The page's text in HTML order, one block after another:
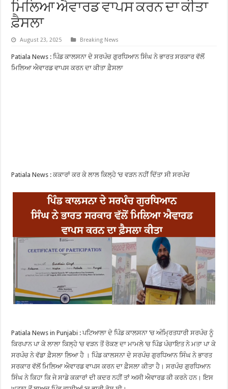
ਮਿਲਿਆ ਐਵਾਰਡ ਵਾਪਸ ਕਰਨ ਦਾ ਕੀਤਾ
ਫ਼ੈਸਲਾ
August 23, 2025 Breaking News
Patiala News : ਪਿੰਡ ਕਾਲਸਨਾ ਦੇ ਸਰਪੰਚ ਗੁਰਧਿਆਨ ਸਿੰਘ ਨੇ ਭਾਰਤ ਸਰਕਾਰ ਵੱਲੋਂ
ਮਿਲਿਆ ਐਵਾਰਡ ਵਾਪਸ ਕਰਨ ਦਾ ਕੀਤਾ ਫ਼ੈਸਲਾ
Patiala News : ਕਕਾਰਾਂ ਕਰ ਕੇ ਲਾਲ ਕਿਲ੍ਹੇ ‘ਚ ਵੜਨ ਨਹੀਂ ਦਿੱਤਾ ਸੀ ਸਰਪੰਚ
Patiala News in Punjabi : ਪਟਿਆਲਾ ਦੇ ਪਿੰਡ ਕਾਲਸਨਾ ’ਚ ਅੰਮ੍ਰਿਤਧਾਰੀ ਸਰਪੰਚ ਨੂੰ
ਕਿਰਪਾਨ ਪਾ ਕੇ ਲਾਲਾ ਕਿਲ੍ਹੇ ’ਚ ਵੜਨ ਤੋਂ ਰੋਕਣ ਦਾ ਮਾਮਲੇ ’ਚ ਪਿੰਡ ਪੰਚਾਇਤ ਨੇ ਮਤਾ ਪਾ ਕੇ
ਸਰਪੰਚ ਨੇ ਵੱਡਾ ਫ਼ੈਸਲਾ ਲਿਆ ਹੈ । ਪਿੰਡ ਕਾਲਸਨਾ ਦੇ ਸਰਪੰਚ ਗੁਰਧਿਆਨ ਸਿੰਘ ਨੇ ਭਾਰਤ
ਸਰਕਾਰ ਵੱਲੋਂ ਮਿਲਿਆ ਐਵਾਰਡ ਵਾਪਸ ਕਰਨ ਦਾ ਫ਼ੈਸਲਾ ਕੀਤਾ ਹੈ। ਸਰਪੰਚ ਗੁਰਧਿਆਨ
ਸਿੰਘ ਨੇ ਕਿਹਾ ਕਿ ਜੇ ਸਾਡੇ ਕਕਾਰਾਂ ਦੀ ਕਦਰ ਨਹੀਂ ਤਾਂ ਅਸੀ ਐਵਾਰਡ ਕੀ ਕਰਨੇ ਹਨ। ਇਸ